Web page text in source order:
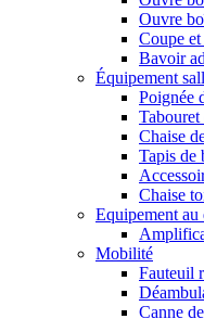
Ouvre
Coupe
Bavoir
Équipement
Poignée
Tabouret
Chaise
Tapis de
Chaise
Equipement au
Mobilité
Fauteuil
Canne